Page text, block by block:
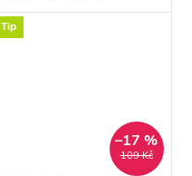
Tip
109 Kč
–17 %